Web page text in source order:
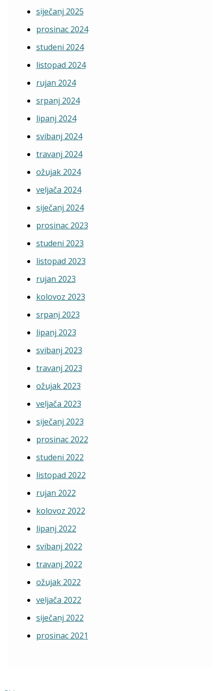
siječanj 2025
prosinac 2024
studeni 2024
listopad 2024
rujan 2024
srpanj 2024
lipanj 2024
svibanj 2024
travanj 2024
ožujak 2024
veljača 2024
siječanj 2024
prosinac 2023
studeni 2023
listopad 2023
rujan 2023
kolovoz 2023
srpanj 2023
lipanj 2023
svibanj 2023
travanj 2023
ožujak 2023
veljača 2023
siječanj 2023
prosinac 2022
studeni 2022
listopad 2022
rujan 2022
kolovoz 2022
lipanj 2022
svibanj 2022
travanj 2022
ožujak 2022
veljača 2022
siječanj 2022
prosinac 2021